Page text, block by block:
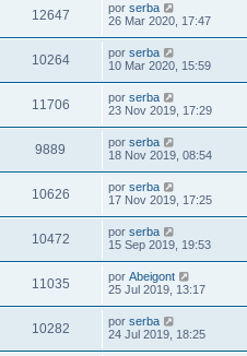
12647 por serba
26 Mar 2020, 17:47
10264 por serba
10 Mar 2020, 15:59
11706 por serba
23 Nov 2019, 17:29
9889 por serba
18 Nov 2019, 08:54
10626 por serba
17 Nov 2019, 17:25
10472 por serba
15 Sep 2019, 19:53
11035 por Abeigont
25 Jul 2019, 13:17
10282 por serba
24 Jul 2019, 18:25